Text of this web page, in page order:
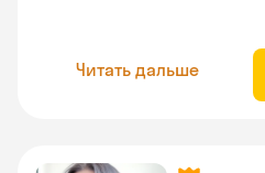
Читать дальше